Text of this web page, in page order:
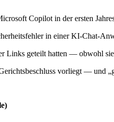
Copilot in der ersten
in einer KI-Chat-
Links geteilt hatten — obwohl
vorliegt — und